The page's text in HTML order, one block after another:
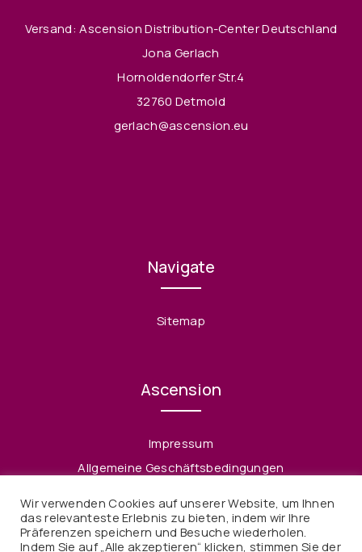
Versand: Ascension Distribution-Center Deutschland
Jona Gerlach
Hornoldendorfer Str.4
32760 Detmold
gerlach@ascension.eu
Navigate
Sitemap
Ascension
Impressum
Allgemeine Geschäftsbedingungen
Widerruf
Wir verwenden Cookies auf unserer Website, um Ihnen
das relevanteste Erlebnis zu bieten, indem wir Ihre
Präferenzen speichern und Besuche wiederholen.
Indem Sie auf „Alle akzeptieren“ klicken, stimmen Sie der